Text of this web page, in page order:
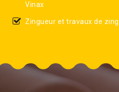
Vinax
Zingueur et travaux de